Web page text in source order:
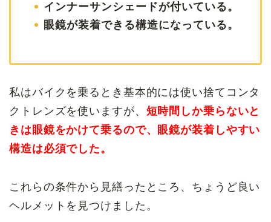
インナーサンシェードが付いている。
眼鏡が装着できる構造になっている。
私はバイクを乗るとき基本的には使い捨てコンタ
クトレンズを使いますが、 短時間しか乗らないと
きは眼鏡をかけて乗るので、眼鏡が装着しやすい
構造は必須でした。
これらの条件から見繕ったところ、ちょうど良い
ヘルメットを見つけました。